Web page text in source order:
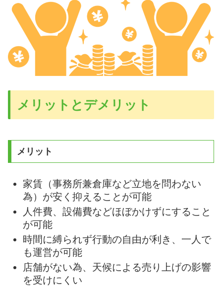
メリットとデメリット
メリット
家賃（事務所兼倉庫など立地を問わない
為）が安く抑えることが可能
人件費、設備費などほぼかけずにすること
が可能
時間に縛られず行動の自由が利き、一人で
も運営が可能
店舗がない為、天候による売り上げの影響
を受けにくい